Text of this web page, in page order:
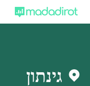
גינתון